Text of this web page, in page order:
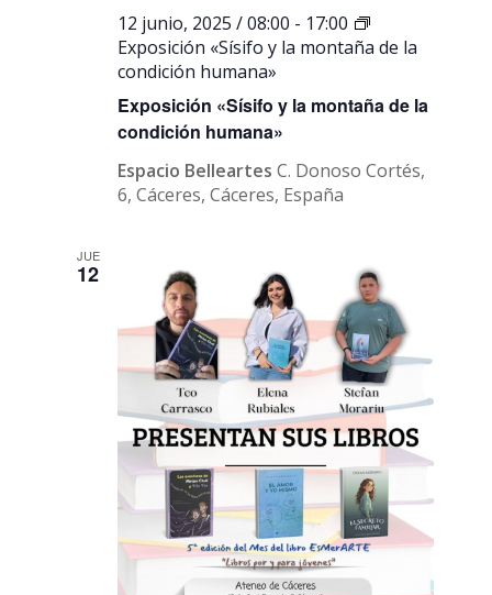
Exposición «Sísifo y la montaña de la
condición humana»
12 junio, 2025 / 08:00 - 17:00
Exposición «Sísifo y la montaña de la
condición humana»
Espacio BelleartesC. Donoso Cortés,
6, Cáceres, Cáceres, España
JUE
12